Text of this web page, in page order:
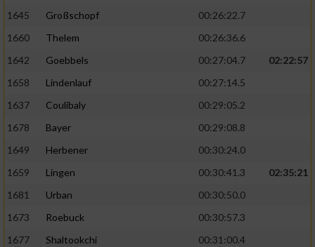
1645
Großschopf
00:26:22.7
1660
Thelem
00:26:36.6
1642
Goebbels 00:27:04.7
02:22:57
1658
Lindenlauf
00:27:14.5
1637
Coulibaly
00:29:05.2
1678
Bayer
00:29:08.8
1649
Herbener
00:30:24.0
1659
Lingen 00:30:41.3
02:35:21
1681
Urban
00:30:50.0
1673
Roebuck
00:30:57.3
1677
Shaltookchi
00:31:00.4